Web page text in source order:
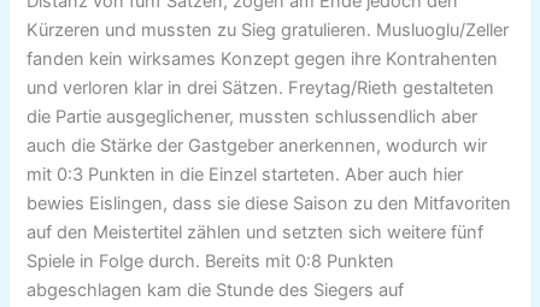
Kürzeren und mussten zu Sieg gratulieren. Musluoglu/Zeller
fanden kein wirksames Konzept gegen ihre Kontrahenten
und verloren klar in drei Sätzen. Freytag/Rieth gestalteten
die Partie ausgeglichener, mussten schlussendlich aber
auch die Stärke der Gastgeber anerkennen, wodurch wir
mit 0:3 Punkten in die Einzel starteten. Aber auch hier
bewies Eislingen, dass sie diese Saison zu den Mitfavoriten
auf den Meistertitel zählen und setzten sich weitere fünf
Spiele in Folge durch. Bereits mit 0:8 Punkten
abgeschlagen kam die Stunde des Siegers auf